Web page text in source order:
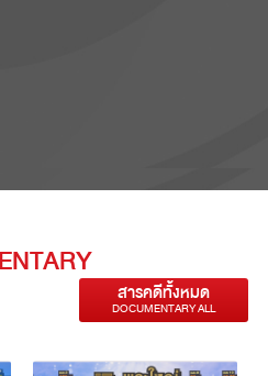
สารคดีทั้งหมด
DOCUMENTARY ALL